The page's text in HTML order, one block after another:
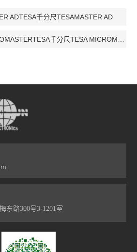
ADTESA千分尺TESAMASTER AD
千分尺TESA MICROMASTER
东路300号3-1201室